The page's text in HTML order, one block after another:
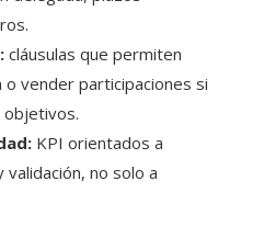
cláusulas que permiten
vender participaciones si
objetivos.
KPI orientados a
no solo a